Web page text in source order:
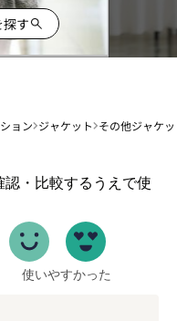
す
ョン ジャケット その他ジャケ
・比較するうえで使
使いやすかった